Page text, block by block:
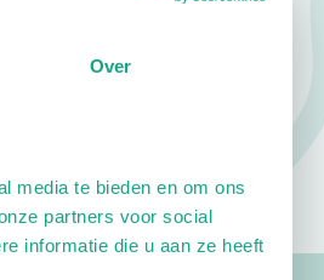
Over
media te bieden en om ons
partners voor social
informatie die u aan ze heeft